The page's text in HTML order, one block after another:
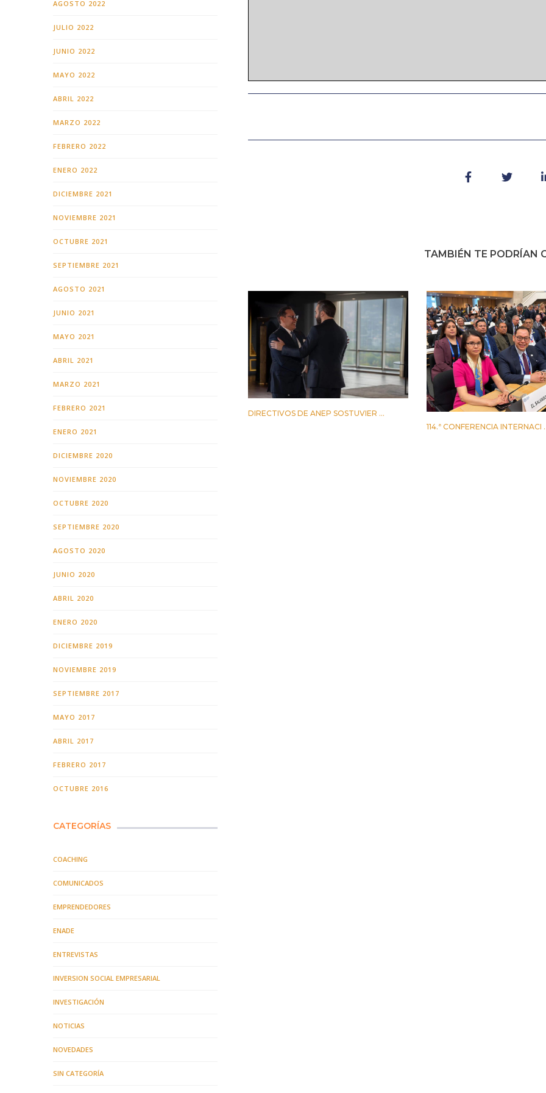
TAMBIÉN TE PODRÍAN
DIRECTIVOS DE ANEP SOSTUVIER ...
114.ª CONFERENCIA INTERNACI
AGOSTO 2022
JULIO 2022
JUNIO 2022
MAYO 2022
ABRIL 2022
MARZO 2022
FEBRERO 2022
ENERO 2022
DICIEMBRE 2021
NOVIEMBRE 2021
OCTUBRE 2021
SEPTIEMBRE 2021
AGOSTO 2021
JUNIO 2021
MAYO 2021
ABRIL 2021
MARZO 2021
FEBRERO 2021
ENERO 2021
DICIEMBRE 2020
NOVIEMBRE 2020
OCTUBRE 2020
SEPTIEMBRE 2020
AGOSTO 2020
JUNIO 2020
ABRIL 2020
ENERO 2020
DICIEMBRE 2019
NOVIEMBRE 2019
SEPTIEMBRE 2017
MAYO 2017
ABRIL 2017
FEBRERO 2017
OCTUBRE 2016
CATEGORÍAS
COACHING
COMUNICADOS
EMPRENDEDORES
ENADE
ENTREVISTAS
INVERSION SOCIAL EMPRESARIAL
INVESTIGACIÓN
NOTICIAS
NOVEDADES
SIN CATEGORÍA